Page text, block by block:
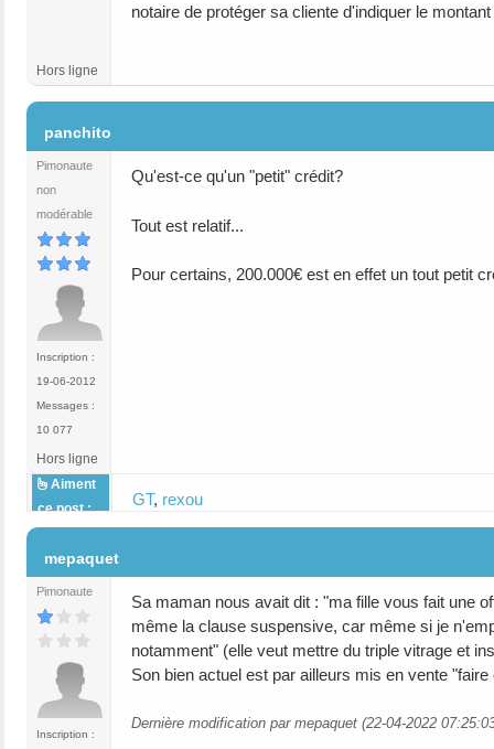
notaire de protéger sa cliente d'indiquer le
Hors ligne
panchito
Pimonaute
non
modérable
Inscription :
19-06-2012
Messages :
10 077
Qu'est-ce qu'un "petit" crédit?
Tout est relatif...
Pour certains, 200.000€ est en effet un tout petit
Hors ligne
Aiment
ce post :
GT, rexou
mepaquet
Pimonaute
Inscription :
Sa maman nous avait dit : "ma fille vous fait une
même la clause suspensive, car même si je
notamment" (elle veut mettre du triple vitrage et
Son bien actuel est par ailleurs mis en vente
Dernière modification par mepaquet (22-04-2022